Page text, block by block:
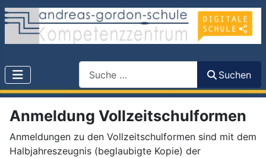
Suchen
Anmeldung Vollzeitschulformen
Anmeldungen zu den Vollzeitschulformen sind mit dem
Halbjahreszeugnis (beglaubigte Kopie) der